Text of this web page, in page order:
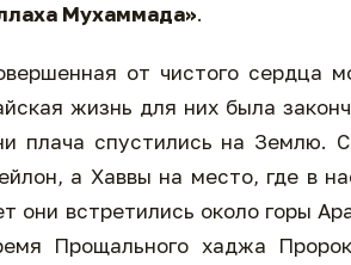
Мухаммада».
от чистого сердца
жизнь для них была
плача спустились на Землю.
а Хаввы на место, где в
они встретились около горы
Прощального хаджа